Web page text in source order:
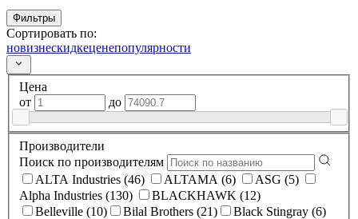
Фильтры
Сортировать по:
новизнескидкеценепопулярности
Цена
от
до
Производители
Поиск по производителям
ALTA Industries (46)
ALTAMA (6)
ASG (5)
Alpha Industries (130)
BLACKHAWK (12)
Belleville (10)
Bilal Brothers (21)
Black Stingray (6)